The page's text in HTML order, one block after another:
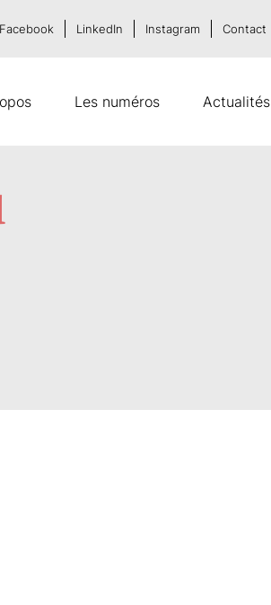
Les numéros Actualités
Facebook LinkedIn Instagram Contact